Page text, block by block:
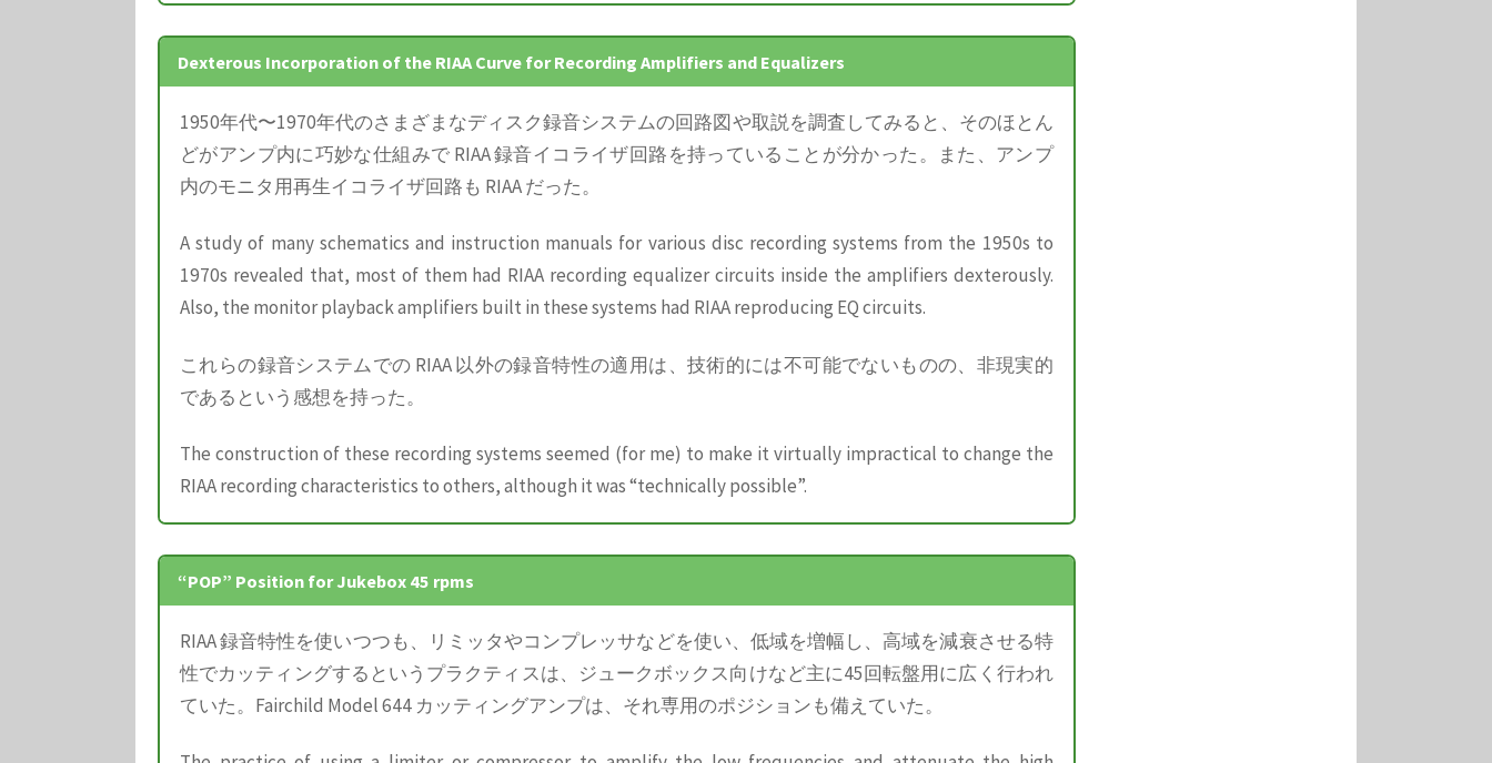
Dexterous Incorporation of the RIAA Curve for Recording Amplifiers and Equalizers
1950年代〜1970年代のさまざまなディスク録音システムの回路図や取説を調査してみると、そのほとん
どがアンプ内に巧妙な仕組みで RIAA 録音イコライザ回路を持っていることが分かった。また、アンプ
内のモニタ用再生イコライザ回路も RIAA だった。
A study of many schematics and instruction manuals for various disc recording systems from the 1950s to
1970s revealed that, most of them had RIAA recording equalizer circuits inside the amplifiers dexterously.
Also, the monitor playback amplifiers built in these systems had RIAA reproducing EQ circuits.
これらの録音システムでの RIAA 以外の録音特性の適用は、技術的には不可能でないものの、非現実的
であるという感想を持った。
The construction of these recording systems seemed (for me) to make it virtually impractical to change the
RIAA recording characteristics to others, although it was “technically possible”.
“POP” Position for Jukebox 45 rpms
RIAA 録音特性を使いつつも、リミッタやコンプレッサなどを使い、低域を増幅し、高域を減衰させる特
性でカッティングするというプラクティスは、ジュークボックス向けなど主に45回転盤用に広く行われ
ていた。Fairchild Model 644 カッティングアンプは、それ専用のポジションも備えていた。